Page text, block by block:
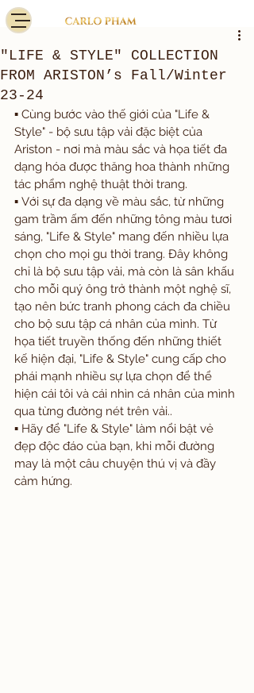
"LIFE & STYLE" COLLECTION
FROM ARISTON’s Fall/Winter
23-24
▪️ Cùng bước vào thế giới của "Life &
Style" - bộ sưu tập vải đặc biệt của
Ariston - nơi mà màu sắc và họa tiết đa
dạng hóa được thăng hoa thành những
tác phẩm nghệ thuật thời trang.
▪️ Với sự đa dạng về màu sắc, từ những
gam trầm ấm đến những tông màu tươi
sáng, "Life & Style" mang đến nhiều lựa
chọn cho mọi gu thời trang. Đây không
chỉ là bộ sưu tập vải, mà còn là sân khấu
cho mỗi quý ông trở thành một nghệ sĩ,
tạo nên bức tranh phong cách đa chiều
cho bộ sưu tập cá nhân của mình. Từ
họa tiết truyền thống đến những thiết
kế hiện đại, "Life & Style" cung cấp cho
phái mạnh nhiều sự lựa chọn để thể
hiện cái tôi và cái nhìn cá nhân của mình
qua từng đường nét trên vải..
▪️ Hãy để "Life & Style" làm nổi bật vẻ
đẹp độc đáo của bạn, khi mỗi đường
may là một câu chuyện thú vị và đầy
cảm hứng.